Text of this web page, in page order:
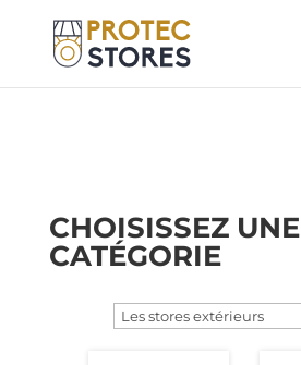
CHOISISSEZ UNE
CATÉGORIE